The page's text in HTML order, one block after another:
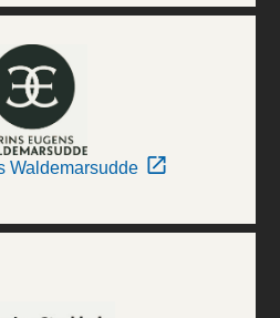
Waldemarsudde